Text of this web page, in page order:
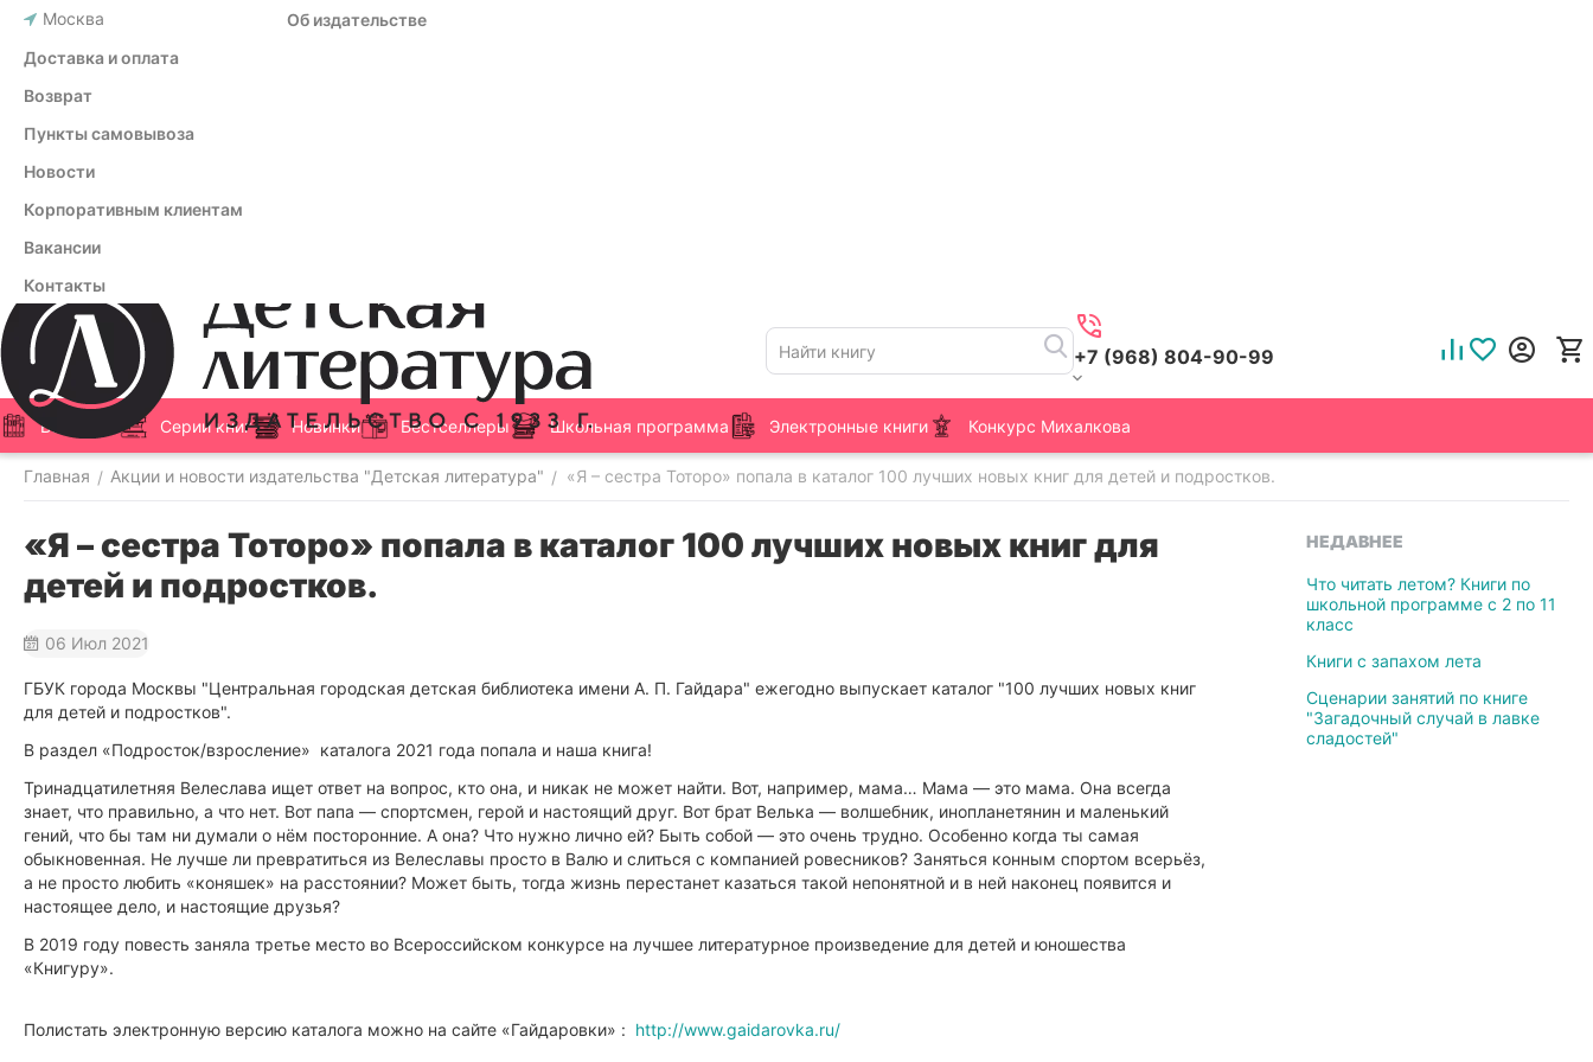
Москва
Об издательстве
Доставка и оплата
Возврат
Пункты самовывоза
Новости
Корпоративным клиентам
Вакансии
Контакты
+7 (968) 804-90-99
Все книги Серии книг Новинки Бестселлеры Школьная программа Электронные книги Конкурс Михалкова
Главная / Акции и новости издательства "Детская литература" / «Я – сестра Тоторо» попала в каталог 100 лучших новых книг для детей и подростков.
«Я – сестра Тоторо» попала в каталог 100 лучших новых книг для
детей и подростков.
06 Июл 2021
ГБУК города Москвы "Центральная городская детская библиотека имени А. П. Гайдара" ежегодно выпускает каталог "100 лучших новых книг
для детей и подростков".
В раздел «Подросток/взросление» каталога 2021 года попала и наша книга!
Тринадцатилетняя Велеслава ищет ответ на вопрос, кто она, и никак не может найти. Вот, например, мама… Мама — это мама. Она всегда
знает, что правильно, а что нет. Вот папа — спортсмен, герой и настоящий друг. Вот брат Велька — волшебник, инопланетянин и маленький
гений, что бы там ни думали о нём посторонние. А она? Что нужно лично ей? Быть собой — это очень трудно. Особенно когда ты самая
обыкновенная. Не лучше ли превратиться из Велеславы просто в Валю и слиться с компанией ровесников? Заняться конным спортом всерьёз,
а не просто любить «коняшек» на расстоянии? Может быть, тогда жизнь перестанет казаться такой непонятной и в ней наконец появится и
настоящее дело, и настоящие друзья?
В 2019 году повесть заняла третье место во Всероссийском конкурсе на лучшее литературное произведение для детей и юношества
«Книгуру».
Полистать электронную версию каталога можно на сайте «Гайдаровки» : http://www.gaidarovka.ru/
НЕДАВНЕЕ
Что читать летом? Книги по
школьной программе с 2 по 11
класс
Книги с запахом лета
Сценарии занятий по книге
"Загадочный случай в лавке
сладостей"